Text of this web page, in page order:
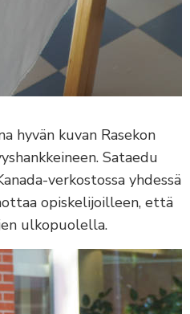
hyvän kuvan Rasekon
Sataedu
verkostossa yhdessä
opiskelijoilleen, että
ulkopuolella.